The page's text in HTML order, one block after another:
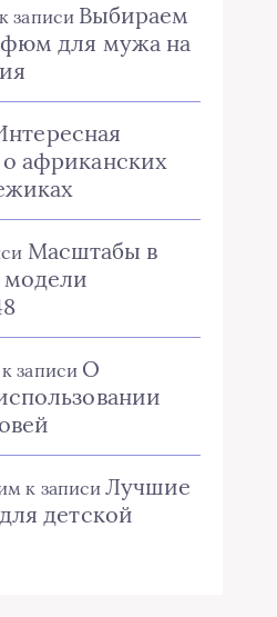
к записи Выбираем
для мужа на
африканских
Масштабы в
к записи О
к записиЛучшие
детской